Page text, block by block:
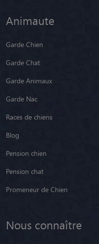
Animaute
Garde Chien
Garde Chat
Garde Animaux
Garde Nac
Races de chiens
Blog
Pension chien
Pension chat
Promeneur de Chien
Nous connaître